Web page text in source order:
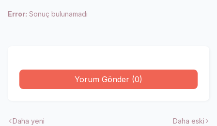
Error: Sonuç bulunamadı
Yorum Gönder (0)
Daha yeni Daha eski